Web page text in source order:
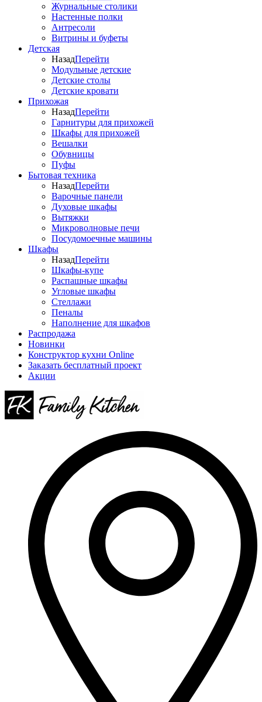
Журнальные столики
Настенные полки
Антресоли
Витрины и буфеты
Детская
НазадПерейти
Модульные детские
Детские столы
Детские кровати
Прихожая
НазадПерейти
Гарнитуры для прихожей
Шкафы для прихожей
Вешалки
Обувницы
Пуфы
Бытовая техника
НазадПерейти
Варочные панели
Духовые шкафы
Вытяжки
Микроволновые печи
Посудомоечные машины
Шкафы
НазадПерейти
Шкафы-купе
Распашные шкафы
Угловые шкафы
Стеллажи
Пеналы
Наполнение для шкафов
Распродажа
Новинки
Конструктор кухни Online
Заказать бесплатный проект
Акции